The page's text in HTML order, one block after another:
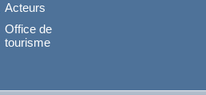
Acteurs
Office de
tourisme